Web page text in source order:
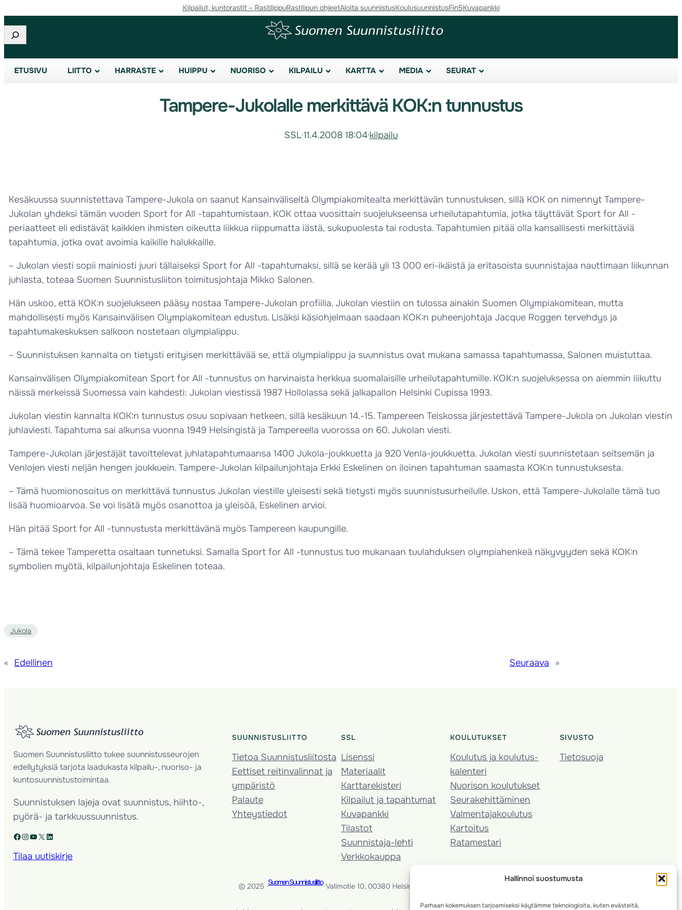
Hallinnoi suostumusta
Parhaan kokemuksen tarjoamiseksi käytämme teknologioita, kuten evästeitä,
Kilpailut, kuntorastit – RastilippuRastilipun ohjeetAloita suunnistusKoulusuunnistusFin5Kuvapankki
Etsi
ETUSIVU LIITTO HARRASTE HUIPPU NUORISO KILPAILU KARTTA MEDIA SEURAT
Tampere-Jukolalle merkittävä KOK:n tunnustus
SSL·11.4.2008 18:04·kilpailu
Kesäkuussa suunnistettava Tampere-Jukola on saanut Kansainväliseltä Olympiakomitealta merkittävän tunnustuksen, sillä KOK on nimennyt Tampere-
Jukolan yhdeksi tämän vuoden Sport for All -tapahtumistaan. KOK ottaa vuosittain suojelukseensa urheilutapahtumia, jotka täyttävät Sport for All -
periaatteet eli edistävät kaikkien ihmisten oikeutta liikkua riippumatta iästä, sukupuolesta tai rodusta. Tapahtumien pitää olla kansallisesti merkittäviä
tapahtumia, jotka ovat avoimia kaikille halukkaille.
– Jukolan viesti sopii mainiosti juuri tällaiseksi Sport for All -tapahtumaksi, sillä se kerää yli 13 000 eri-ikäistä ja eritasoista suunnistajaa nauttimaan liikunnan
juhlasta, toteaa Suomen Suunnistusliiton toimitusjohtaja Mikko Salonen.
Hän uskoo, että KOK:n suojelukseen pääsy nostaa Tampere-Jukolan profiilia. Jukolan viestiin on tulossa ainakin Suomen Olympiakomitean, mutta
mahdollisesti myös Kansainvälisen Olympiakomitean edustus. Lisäksi käsiohjelmaan saadaan KOK:n puheenjohtaja Jacque Roggen tervehdys ja
tapahtumakeskuksen salkoon nostetaan olympialippu.
– Suunnistuksen kannalta on tietysti erityisen merkittävää se, että olympialippu ja suunnistus ovat mukana samassa tapahtumassa, Salonen muistuttaa.
Kansainvälisen Olympiakomitean Sport for All -tunnustus on harvinaista herkkua suomalaisille urheilutapahtumille. KOK:n suojeluksessa on aiemmin liikuttu
näissä merkeissä Suomessa vain kahdesti: Jukolan viestissä 1987 Hollolassa sekä jalkapallon Helsinki Cupissa 1993.
Jukolan viestin kannalta KOK:n tunnustus osuu sopivaan hetkeen, sillä kesäkuun 14.-15. Tampereen Teiskossa järjestettävä Tampere-Jukola on Jukolan viestin
juhlaviesti. Tapahtuma sai alkunsa vuonna 1949 Helsingistä ja Tampereella vuorossa on 60. Jukolan viesti.
Tampere-Jukolan järjestäjät tavoittelevat juhlatapahtumaansa 1400 Jukola-joukkuetta ja 920 Venla-joukkuetta. Jukolan viesti suunnistetaan seitsemän ja
Venlojen viesti neljän hengen joukkuein. Tampere-Jukolan kilpailunjohtaja Erkki Eskelinen on iloinen tapahtuman saamasta KOK:n tunnustuksesta.
– Tämä huomionosoitus on merkittävä tunnustus Jukolan viestille yleisesti sekä tietysti myös suunnistusurheilulle. Uskon, että Tampere-Jukolalle tämä tuo
lisää huomioarvoa. Se voi lisätä myös osanottoa ja yleisöä, Eskelinen arvioi.
Hän pitää Sport for All -tunnustusta merkittävänä myös Tampereen kaupungille.
– Tämä tekee Tamperetta osaltaan tunnetuksi. Samalla Sport for All -tunnustus tuo mukanaan tuulahduksen olympiahenkeä näkyvyyden sekä KOK:n
symbolien myötä, kilpailunjohtaja Eskelinen toteaa.
Jukola
« Edellinen Seuraava »
Suomen Suunnistusliitto tukee suunnistusseurojen
edellytyksiä tarjota laadukasta kilpailu-, nuoriso- ja
kuntosuunnistustoimintaa.
Suunnistuksen lajeja ovat suunnistus, hiihto-,
pyörä- ja tarkkuussuunnistus.
Facebook Instagram YouTube X LinkedIn
Tilaa uutiskirje
SUUNNISTUSLIITTO
Tietoa Suunnistusliitosta
Eettiset reitinvalinnat ja
ympäristö
Palaute
Yhteystiedot
SSL
Lisenssi
Materiaalit
Karttarekisteri
Kilpailut ja tapahtumat
Kuvapankki
Tilastot
Suunnistaja-lehti
Verkkokauppa
KOULUTUKSET
Koulutus ja koulutus­
kalenteri
Nuorison koulutukset
Seura­kehittäminen
Valmentaja­koulutus
Kartoitus
Ratamestari
SIVUSTO
Tietosuoja
© 2025 ·Suomen Suunnistusliitto· Valimotie 10, 00380 Helsinki, Finland